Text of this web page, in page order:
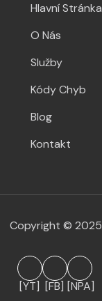
Hlavní Stránka
O Nás
Služby
Kódy Chyb
Blog
Kontakt
Copyright © 2025
[YT] [FB] [NPA]